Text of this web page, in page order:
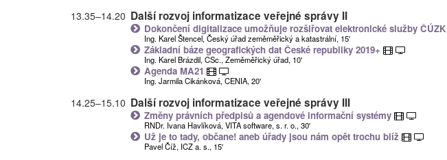
13.35–14.20 Další rozvoj informatizace veřejné správy II
Dokončení digitalizace umožňuje rozšiřovat elektronické služby ČÚZK
Ing. Karel Štencel, Český úřad zeměměřický a katastrální, 15'
Základní báze geografických dat České republiky 2019+
Ing. Karel Brázdil, CSc., Zeměměřický úřad, 10'
Agenda MA21
Ing. Jarmila Cikánková, CENIA, 20'
14.25–15.10 Další rozvoj informatizace veřejné správy III
Změny právních předpisů a agendové informační systémy
RNDr. Ivana Havlíková, VITA software, s. r. o., 30'
Už je to tady, občane! aneb úřady jsou nám opět trochu blíž
Pavel Číž, ICZ a. s., 15'